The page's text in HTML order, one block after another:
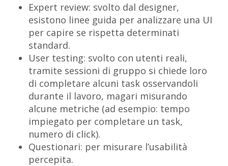
Expert review: svolto dal designer,
esistono linee guida per analizzare una UI
per capire se rispetta determinati
standard.
User testing: svolto con utenti reali,
tramite sessioni di gruppo si chiede loro
di completare alcuni task osservandoli
durante il lavoro, magari misurando
alcune metriche (ad esempio: tempo
impiegato per completare un task,
numero di click).
Questionari: per misurare l’usabilità
percepita.